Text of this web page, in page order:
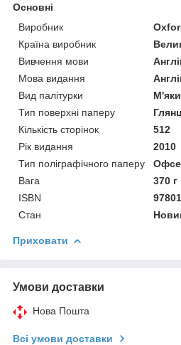
Основні
Виробник
Країна виробник
Вивчення мови
Мова видання
Вид палітурки
Тип поверхні паперу
Кількість сторінок
512
Рік видання
2010
Тип поліграфічного паперу
Вага
370 г
ISBN
Стан
Приховати
Умови доставки
Нова Пошта
Всі умови доставки